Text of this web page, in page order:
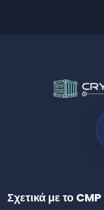
Σχετικά με το CMP